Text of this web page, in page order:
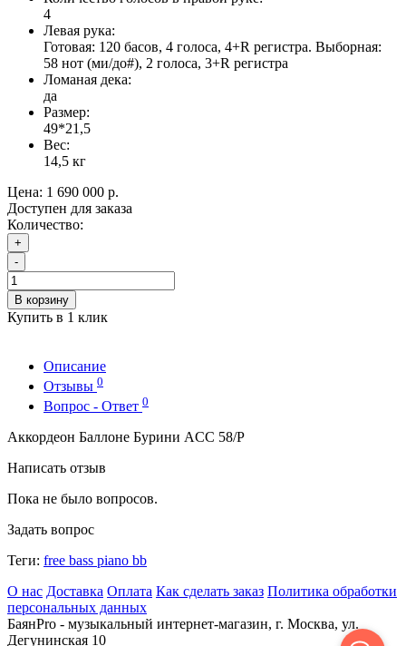
4
Левая рука:
Готовая: 120 басов, 4 голоса, 4+R регистра. Выборная:
58 нот (ми/до#), 2 голоса, 3+R регистра
Ломаная дека:
да
Размер:
49*21,5
Вес:
14,5 кг
Цена: 1 690 000 р.
Доступен для заказа
Количество:
+
-
В корзину
Купить в 1 клик
Описание
Отзывы 0
Вопрос - Ответ 0
Аккордеон Баллоне Бурини ACC 58/P
Написать отзыв
Пока не было вопросов.
Задать вопрос
Теги: free bass piano bb
О нас Доставка Оплата Как сделать заказ Политика обработки
персональных данных
БаянPro - музыкальный интернет-магазин, г. Москва, ул.
Дегунинская 10